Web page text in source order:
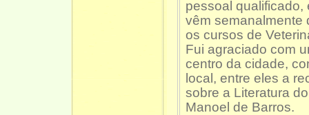
pessoal
vêm semanalmente
os cursos de
Fui agraciado com
centro da cidade,
local, entre eles a
sobre a Literatura
Manoel de Barros.